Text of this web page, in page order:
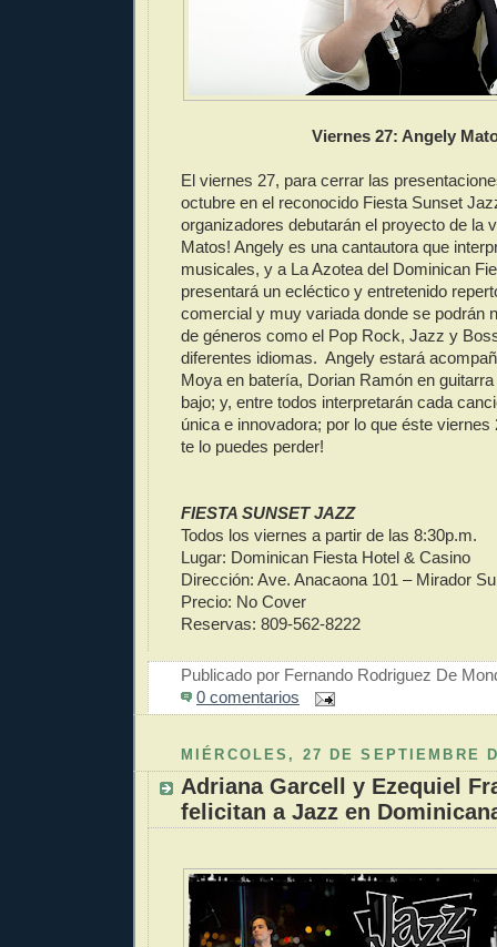
Viernes 27: Angely
El viernes 27, para cerrar las
octubre en el reconocido Fiesta Sunset
organizadores debutarán el proyecto de la
Matos! Angely es una cantautora que
musicales, y a La Azotea del Dominican
presentará un ecléctico y entretenido
comercial y muy variada donde se podrán
de géneros como el Pop Rock, Jazz y
diferentes idiomas. Angely estará
Moya en batería, Dorian Ramón en
bajo; y, entre todos interpretarán cada
única e innovadora; por lo que éste viernes
te lo puedes perder!
FIESTA SUNSET JAZZ
Todos los viernes a partir de las 8:30p.m.
Lugar: Dominican Fiesta Hotel & Casino
Dirección: Ave. Anacaona 101 – Mirador
Precio: No Cover
Reservas: 809-562-8222
Publicado por Fernando Rodriguez De
0 comentarios
MIÉRCOLES, 27 DE SEPTIEMBRE
Adriana Garcell y Ezequiel
felicitan a Jazz en